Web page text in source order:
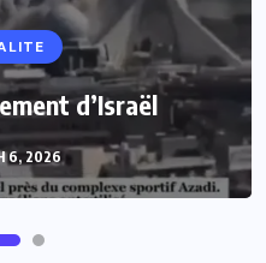
d’Israël
6, 2026